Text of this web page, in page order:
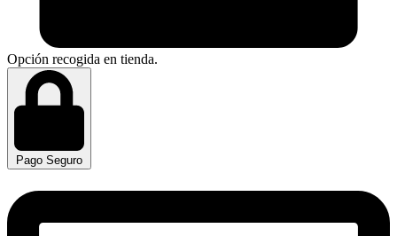
Opción recogida en tienda.
Pago Seguro